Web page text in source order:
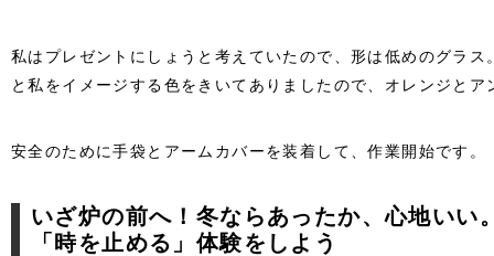
私はプレゼントにしょうと考えていたので、形は低めのグラ
と私をイメージする色をきいてありましたので、オレンジと
安全のために手袋とアームカバーを装着して、作業開始です。
いざ炉の前へ！冬ならあったか、心地いい
「時を止める」体験をしよう